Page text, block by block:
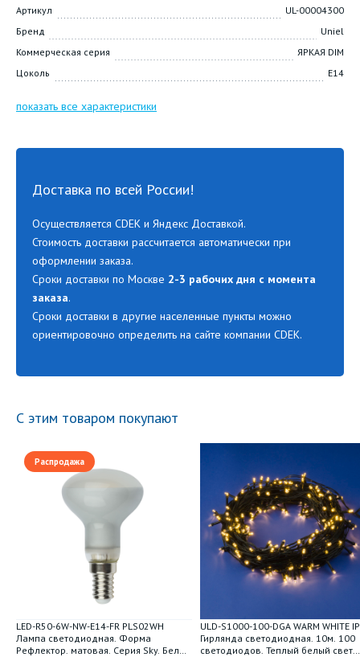
Артикул
UL-00004300
Бренд
Uniel
Коммерческая серия
ЯРКАЯ DIM
Цоколь
E14
показать все характеристики
Доставка по всей России!
Осуществляется CDEK и Яндекс Доставкой.
Стоимость доставки рассчитается автоматически при
оформлении заказа.
Сроки доставки по Москве 2-3 рабочих дня с момента
заказа.
Сроки доставки в другие населенные пункты можно
ориентировочно определить на сайте компании CDEK.
С этим товаром покупают
Распродажа
LED-R50-6W-NW-E14-FR PLS02WH
Лампа светодиодная. Форма
Рефлектор. матовая. Серия Sky. Белый
ULD-S1000-100-DGA WARM WHITE
Гирлянда светодиодная. 10м. 100
светодиодов. Теплый белый свет.